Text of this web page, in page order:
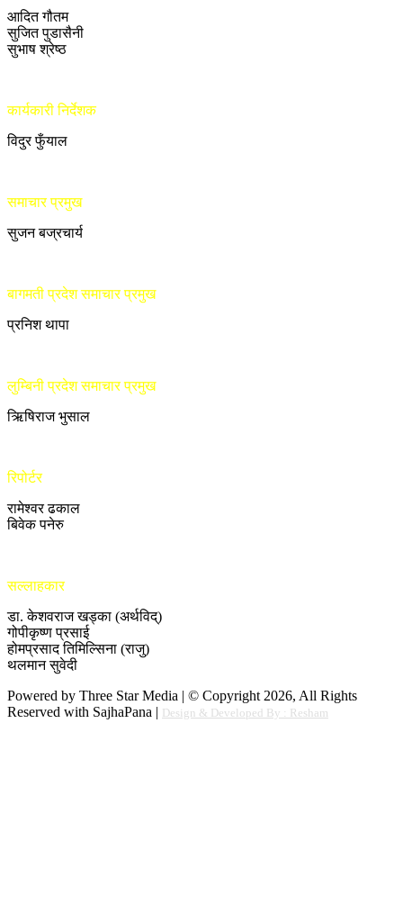
आदित गौतम
सुजित पुडासैनी
सुभाष श्रेष्ठ
कार्यकारी निर्देशक
विदुर फुँयाल
समाचार प्रमुख
सुजन बज्रचार्य
बागमती प्रदेश समाचार प्रमुख
प्रनिश थापा
लुम्बिनी प्रदेश समाचार प्रमुख
ऋिषिराज भुसाल
रिपोर्टर
रामेश्वर ढकाल
बिवेक पनेरु
सल्लाहकार
डा. केशवराज खड्का (अर्थविद्)
गोपीकृष्ण प्रसाई
होमप्रसाद तिमिल्सिना (राजु)
थलमान सुवेदी
Powered by Three Star Media | © Copyright 2026, All Rights
Reserved with SajhaPana | Design & Developed By : Resham